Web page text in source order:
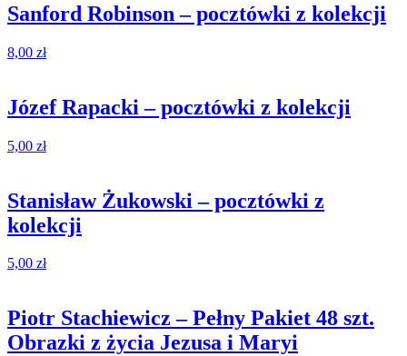
Sanford Robinson – pocztówki z kolekcji
8,00 zł
Józef Rapacki – pocztówki z kolekcji
5,00 zł
Stanisław Żukowski – pocztówki z
kolekcji
5,00 zł
Piotr Stachiewicz – Pełny Pakiet 48 szt.
Obrazki z życia Jezusa i Maryi